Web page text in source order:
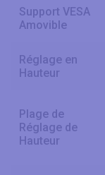
Support VESA
Amovible
Réglage en
Hauteur
Plage de
Réglage de
Hauteur